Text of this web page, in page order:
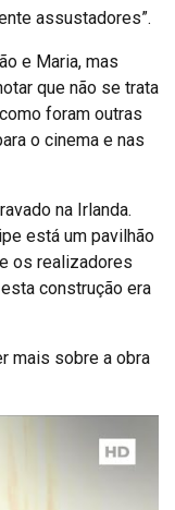
assustadores”.
e Maria, mas
que não se trata
foram outras
o cinema e nas
na Irlanda.
está um pavilhão
os realizadores
construção era
mais sobre a obra